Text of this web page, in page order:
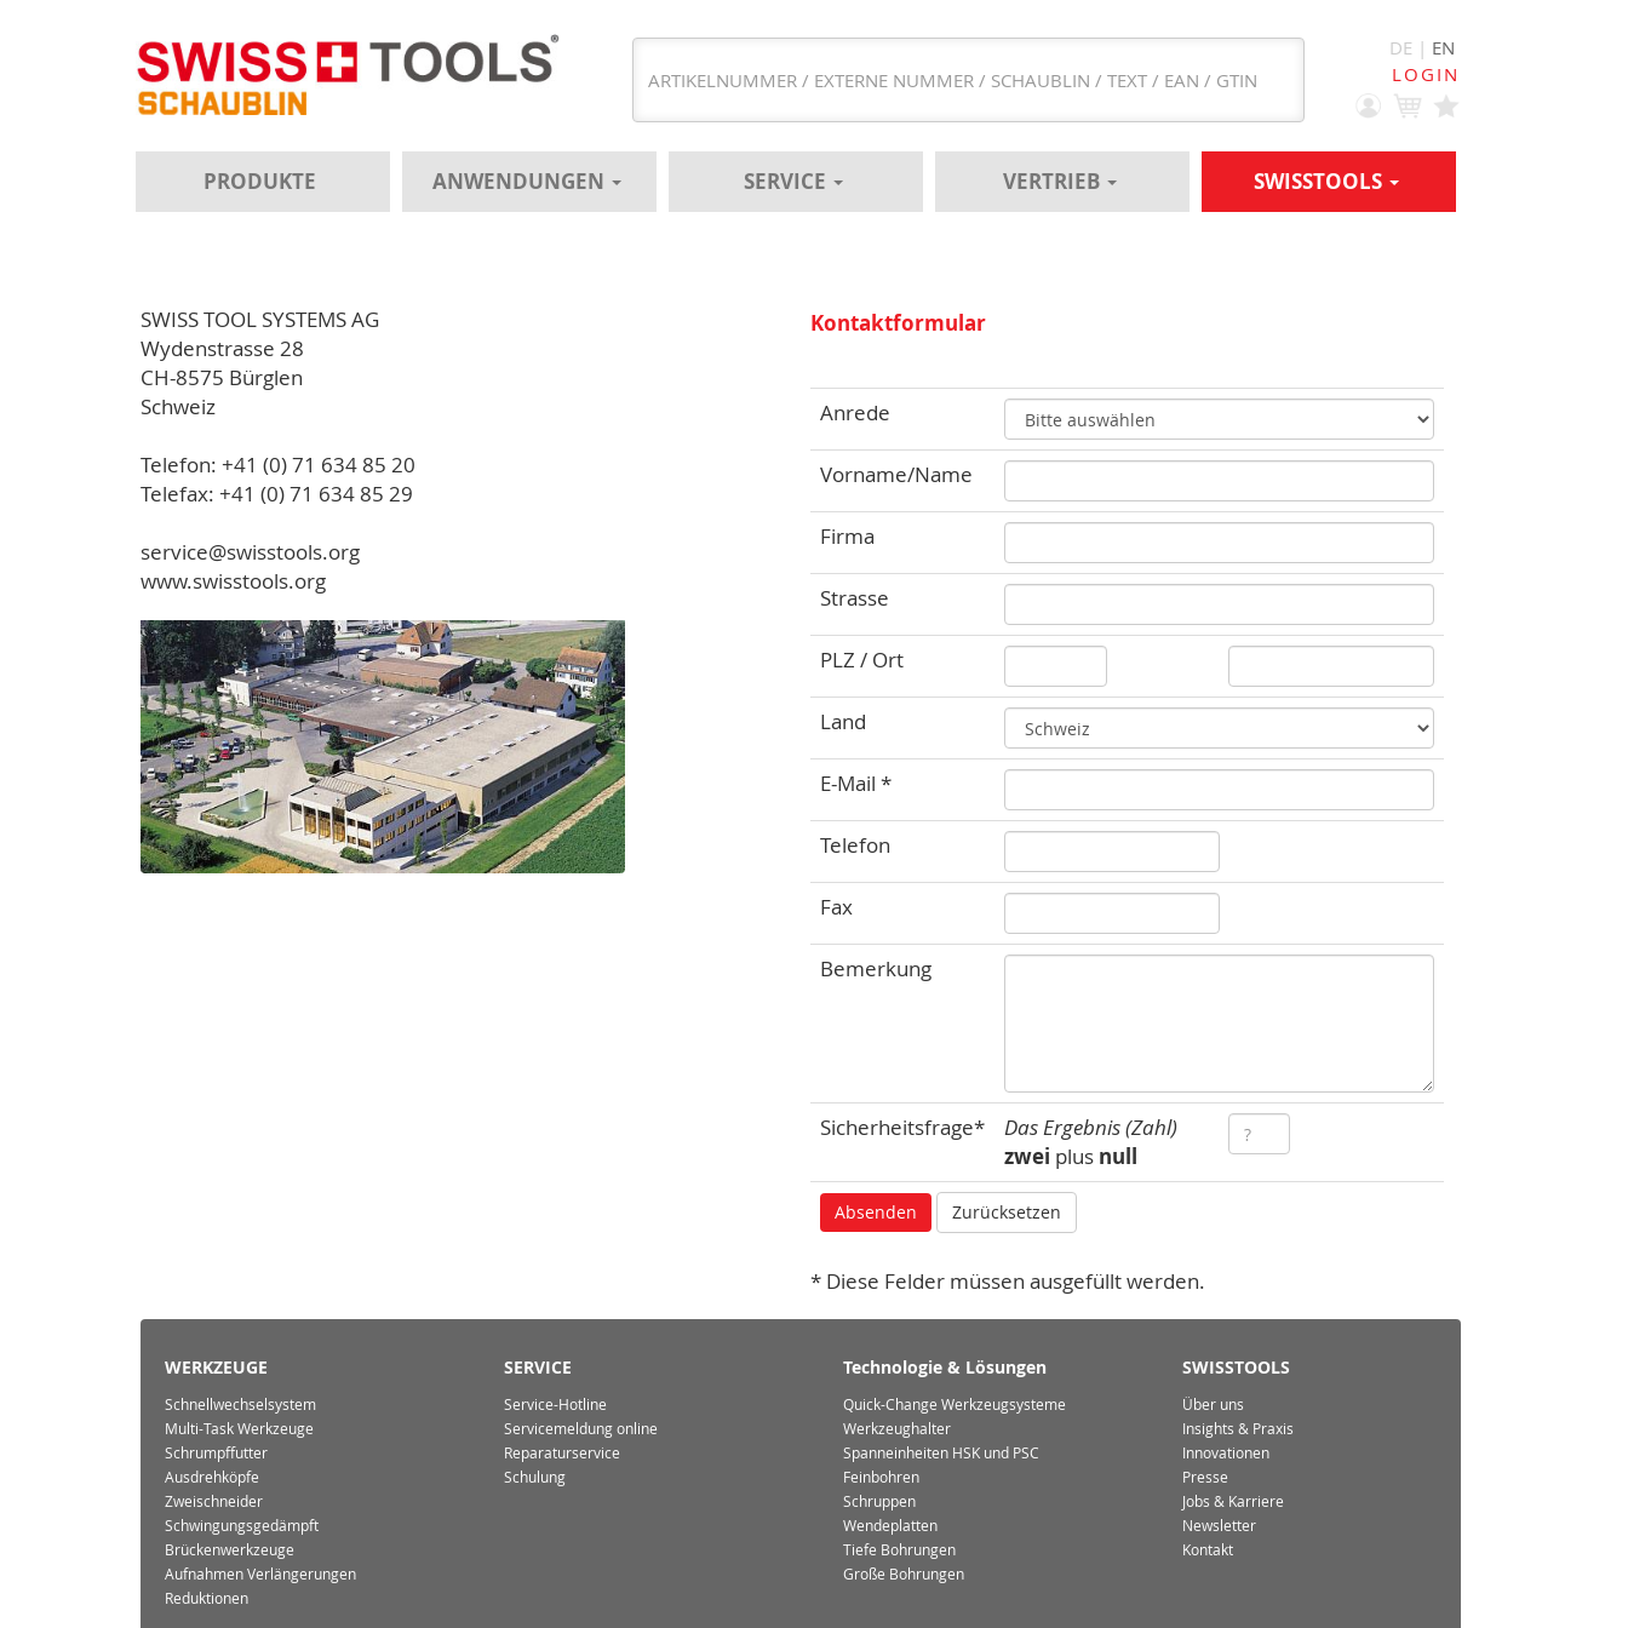
DE | EN
LOGIN
PRODUKTE ANWENDUNGEN SERVICE VERTRIEB SWISSTOOLS
SWISS TOOL SYSTEMS AG
Wydenstrasse 28
CH-8575 Bürglen
Schweiz
Telefon: +41 (0) 71 634 85 20
Telefax: +41 (0) 71 634 85 29
service@swisstools.org
www.swisstools.org
Kontaktformular
Anrede
Vorname/Name
Firma
Strasse
PLZ / Ort
Land
E-Mail *
Telefon
Fax
Bemerkung
Sicherheitsfrage*
Das Ergebnis (Zahl)
zwei plus null
* Diese Felder müssen ausgefüllt werden.
WERKZEUGE
Schnellwechselsystem
Multi-Task Werkzeuge
Schrumpffutter
Ausdrehköpfe
Zweischneider
Schwingungsgedämpft
Brückenwerkzeuge
Aufnahmen Verlängerungen
Reduktionen
SERVICE
Service-Hotline
Servicemeldung online
Reparaturservice
Schulung
Technologie & Lösungen
Quick-Change Werkzeugsysteme
Werkzeughalter
Spanneinheiten HSK und PSC
Feinbohren
Schruppen
Wendeplatten
Tiefe Bohrungen
Große Bohrungen
SWISSTOOLS
Über uns
Insights & Praxis
Innovationen
Presse
Jobs & Karriere
Newsletter
Kontakt